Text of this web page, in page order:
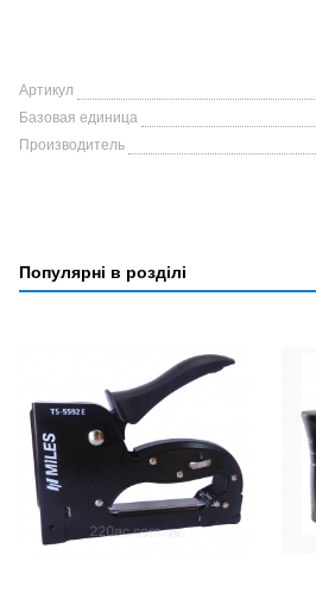
Артикул
Базовая единица
Производитель
Популярні в розділі